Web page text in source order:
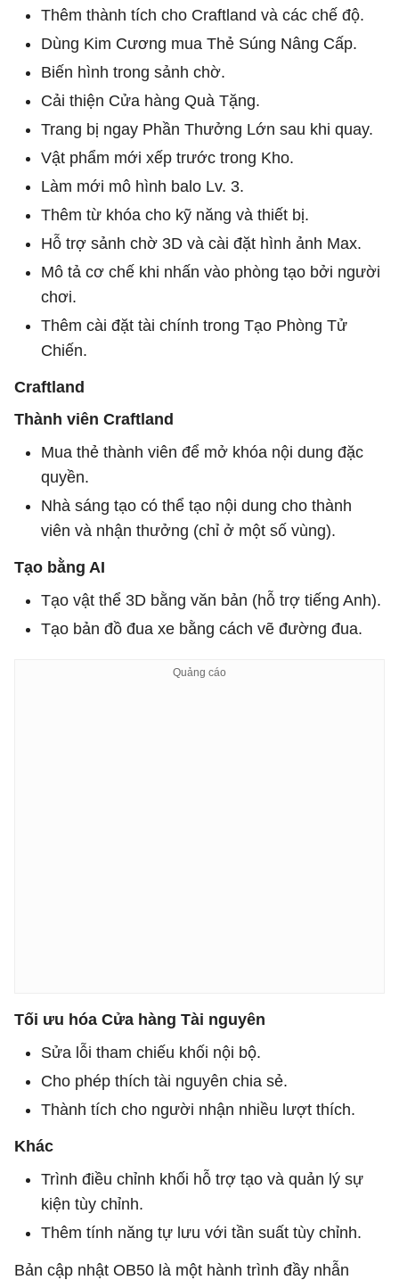
Thêm thành tích cho Craftland và các chế độ.
Dùng Kim Cương mua Thẻ Súng Nâng Cấp.
Biến hình trong sảnh chờ.
Cải thiện Cửa hàng Quà Tặng.
Trang bị ngay Phần Thưởng Lớn sau khi quay.
Vật phẩm mới xếp trước trong Kho.
Làm mới mô hình balo Lv. 3.
Thêm từ khóa cho kỹ năng và thiết bị.
Hỗ trợ sảnh chờ 3D và cài đặt hình ảnh Max.
Mô tả cơ chế khi nhấn vào phòng tạo bởi người
chơi.
Thêm cài đặt tài chính trong Tạo Phòng Tử
Chiến.
Craftland
Thành viên Craftland
Mua thẻ thành viên để mở khóa nội dung đặc
quyền.
Nhà sáng tạo có thể tạo nội dung cho thành
viên và nhận thưởng (chỉ ở một số vùng).
Tạo bằng AI
Tạo vật thể 3D bằng văn bản (hỗ trợ tiếng Anh).
Tạo bản đồ đua xe bằng cách vẽ đường đua.
Tối ưu hóa Cửa hàng Tài nguyên
Sửa lỗi tham chiếu khối nội bộ.
Cho phép thích tài nguyên chia sẻ.
Thành tích cho người nhận nhiều lượt thích.
Khác
Trình điều chỉnh khối hỗ trợ tạo và quản lý sự
kiện tùy chỉnh.
Thêm tính năng tự lưu với tần suất tùy chỉnh.
Bản cập nhật OB50 là một hành trình đầy nhẫn